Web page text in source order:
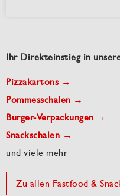
Ihr Direkteinstieg in
Pizzakartons →
Pommesschalen →
Burger-Verpackungen →
Snackschalen →
und viele mehr
Zu allen Fastfood &